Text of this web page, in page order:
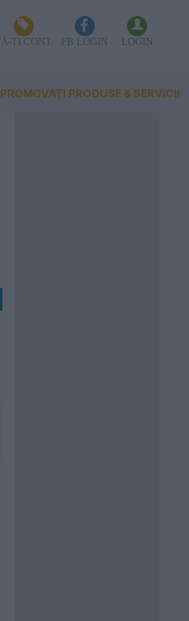
FĂ-ȚI CONT FB LOGIN LOGIN
PROMOVAȚI PRODUSE & SERVICII